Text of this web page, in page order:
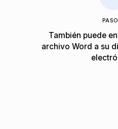
También puede
archivo Word a su